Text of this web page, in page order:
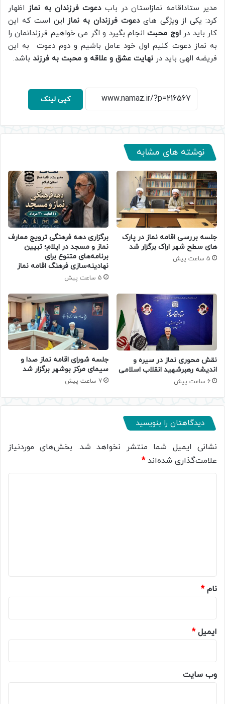
مدیر ستاداقامه نمازاستان در بابدعوت فرزندان به نماز اظهار
کرد: یکی از ویژگی های دعوت فرزندان به نماز این است که این
کار باید دراوج محبتانجام بگیرد و اگر می خواهیم فرزندانمان را
به نماز دعوت کنیم اول خود عامل باشیم و دوم دعوت به این
فریضه الهی باید در نهایت عشق و علاقه و محبت به فرزند باشد.
کپی لینک
نوشته های مشابه
جلسه بررسی اقامه نماز در پارک
های سطح شهر اراک برگزار شد
5 ساعت پیش
برگزاری دهه فرهنگی ترویج معارف
نماز و مسجد در ایلام؛ تبیین
برنامه‌های متنوع برای
نهادینه‌سازی فرهنگ اقامه نماز
5 ساعت پیش
نقش محوری نماز در سیره و
اندیشه رهبرشهید انقلاب اسلامی
6 ساعت پیش
جلسه شورای اقامه نماز صدا و
سیمای مرکز بوشهر برگزار شد
7 ساعت پیش
دیدگاهتان را بنویسید
نشانی ایمیل شما منتشر نخواهد شد. بخش‌های موردنیاز
علامت‌گذاری شده‌اند*
نام*
ایمیل*
وب‌ سایت